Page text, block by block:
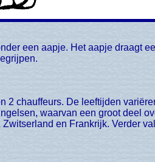
een aapje. Het aapje draagt
waarvan een groot deel
en Frankrijk. Verder